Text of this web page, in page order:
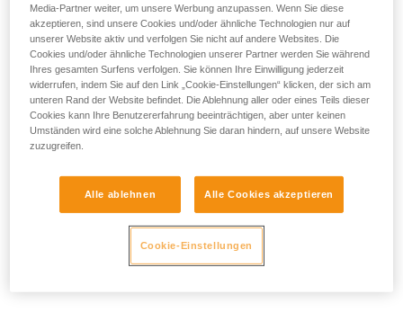
Training voraus. Prüfen Sie zusammen mit
einem Profi, ob Sie in der Lage sind, den
Vorgang alleine sicher zu wiederholen, bevor
Sie ihn eigenständig durchführen.
Wir geben Beispiele für die mit Ihrer Aktivität
verbundenen Techniken. Möglicherweise gibt es
noch andere Techniken, die hier nicht
beschrieben werden.
Newsletter abonnieren
und auf dem Laufenden bleiben
Email *
Tritt der Community bei!
Media-Partner weiter, um unsere Werbung anzupassen. Wenn Sie diese
akzeptieren, sind unsere Cookies und/oder ähnliche Technologien nur auf
unserer Website aktiv und verfolgen Sie nicht auf andere Websites. Die
Cookies und/oder ähnliche Technologien unserer Partner werden Sie während
Ihres gesamten Surfens verfolgen. Sie können Ihre Einwilligung jederzeit
widerrufen, indem Sie auf den Link „Cookie-Einstellungen“ klicken, der sich am
unteren Rand der Website befindet. Die Ablehnung aller oder eines Teils dieser
Cookies kann Ihre Benutzererfahrung beeinträchtigen, aber unter keinen
Umständen wird eine solche Ablehnung Sie daran hindern, auf unsere Website
zuzugreifen.
Alle ablehnen Alle Cookies akzeptieren
Cookie-Einstellungen